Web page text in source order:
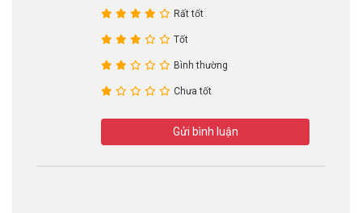
Rất tốt
Tốt
Bình thường
Chưa tốt
Gửi bình luận